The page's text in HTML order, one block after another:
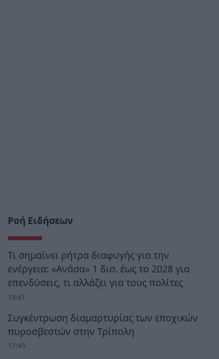
Ροή Ειδήσεων
Τι σημαίνει ρήτρα διαφυγής για την
ενέργεια: «Ανάσα» 1 δισ. έως το 2028 για
επενδύσεις, τι αλλάζει για τους πολίτες
18:41
Συγκέντρωση διαμαρτυρίας των εποχικών
πυροσβεστών στην Τρίπολη
17:45